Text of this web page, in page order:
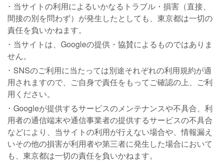
当サイトの利用によるいかなるトラブル・損害（直接、
間接の別を問わず）が発生したとしても、東京都は一切の
責任を負いかねます。
当サイトは、Googleの提供・協賛によるものではありま
せん。
SNSのご利用に当たっては別途それぞれの利用規約が適
用されますので、ご自身で責任をもってご確認の上、ご利
用ください。
Googleが提供するサービスのメンテナンスや不具合、利
用者の通信端末や通信事業者の提供するサービスの不具合
などにより、当サイトの利用が行えない場合や、情報漏え
いその他の損害が利用者や第三者に発生した場合において
も、東京都は一切の責任を負いかねます。